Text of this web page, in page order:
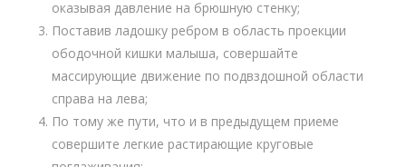
оказывая давление на брюшную стенку;
Поставив ладошку ребром в область проекции
ободочной кишки малыша, совершайте
массирующие движение по подвздошной области
справа на лева;
По тому же пути, что и в предыдущем приеме
совершите легкие растирающие круговые